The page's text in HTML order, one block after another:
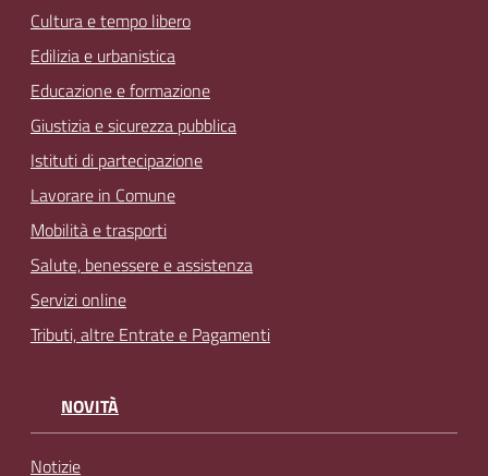
Cultura e tempo libero
Edilizia e urbanistica
Educazione e formazione
Giustizia e sicurezza pubblica
Istituti di partecipazione
Lavorare in Comune
Mobilità e trasporti
Salute, benessere e assistenza
Servizi online
Tributi, altre Entrate e Pagamenti
NOVITÀ
Notizie